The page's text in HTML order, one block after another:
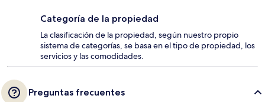
Categoría de la propiedad
La clasificación de la propiedad, según nuestro propio
sistema de categorías, se basa en el tipo de propiedad, los
servicios y las comodidades.
Preguntas frecuentes